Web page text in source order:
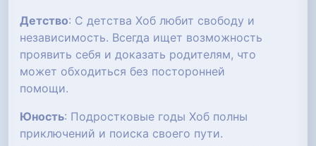
Детство: С детства Хоб любит свободу и
независимость. Всегда ищет возможность
проявить себя и доказать родителям, что
может обходиться без посторонней
помощи.
Юность: Подростковые годы Хоб полны
приключений и поиска своего пути.